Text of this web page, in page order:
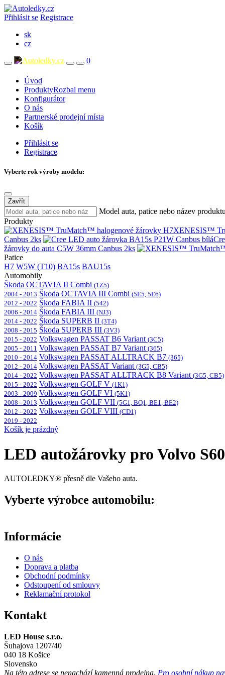
Přihlásit se Registrace
sk
cz
0
Úvod
ProduktyRozbal menu
Konfigurátor
O nás
Partnerské prodejní místa
Košík
Přihlásit se
Registrace
Vyberte rok výroby modelu:
Zavřít
Model auta, patice nebo název
Produkty
XENESIS™
Canbus 2ks
žárovky do auta C5W 36mm Canbus 2ks
Patice
H7 W5W (T10) BA15s BAU15s
Automobily
Škoda OCTAVIA II Combi (1Z5)
2004 - 2013 Škoda OCTAVIA III Combi (5E5, 5E6)
2012 - 2022 Škoda FABIA II (542)
2006 - 2014 Škoda FABIA III (NJ3)
2014 - 2022 Škoda SUPERB II (3T4)
2008 - 2015 Škoda SUPERB III (3V3)
2015 - 2022 Volkswagen PASSAT B6 Variant (3C5)
2005 - 2011 Volkswagen PASSAT B7 Variant (365)
2010 - 2014 Volkswagen PASSAT ALLTRACK B7 (365)
2012 - 2014 Volkswagen PASSAT Variant (3G5, CB5)
2014 - 2022 Volkswagen PASSAT ALLTRACK B8 Variant (3G5, CB5)
2015 - 2022 Volkswagen GOLF V (1K1)
2003 - 2009 Volkswagen GOLF VI (5K1)
2008 - 2013 Volkswagen GOLF VII (5G1, BQ1, BE1, BE2)
2012 - 2022 Volkswagen GOLF VIII (CD1)
2019 - 2022
Košík je prázdný
LED autožárovky pro Volvo
AUTOLEDKY® přesně dle Vašeho auta.
Vyberte výrobce automobilu:
Informácie
O nás
Doprava a platba
Obchodní podmínky
Odstoupení od smlouvy
Reklamační protokol
Kontakt
LED House s.r.o.
Šuhajova 1207/40
040 18 Košice
Slovensko
Na této adrese se nenacházíkamenná prodejna. Pro osobní nákup